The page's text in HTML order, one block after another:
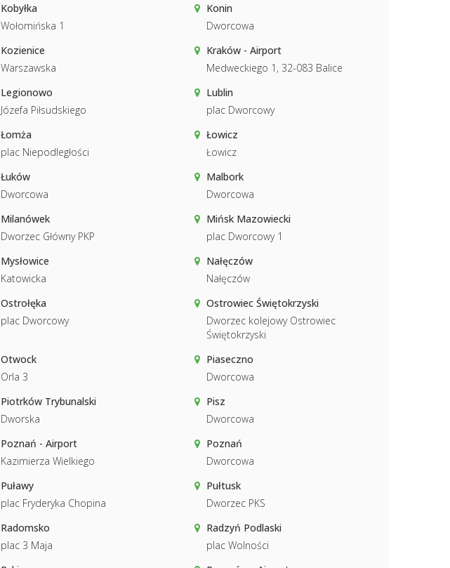
Kobyłka
Wołomińska 1
Konin
Dworcowa
Kozienice
Warszawska
Kraków - Airport
Medweckiego 1, 32-083 Balice
Legionowo
Józefa Piłsudskiego
Lublin
plac Dworcowy
Łomża
plac Niepodległości
Łowicz
Łowicz
Łuków
Dworcowa
Malbork
Dworcowa
Milanówek
Dworzec Główny PKP
Mińsk Mazowiecki
plac Dworcowy 1
Mysłowice
Katowicka
Nałęczów
Nałęczów
Ostrołęka
plac Dworcowy
Ostrowiec Świętokrzyski
Dworzec kolejowy Ostrowiec
Świętokrzyski
Otwock
Orla 3
Piaseczno
Dworcowa
Piotrków Trybunalski
Dworska
Pisz
Dworcowa
Poznań - Airport
Kazimierza Wielkiego
Poznań
Dworcowa
Puławy
plac Fryderyka Chopina
Pułtusk
Dworzec PKS
Radomsko
plac 3 Maja
Radzyń Podlaski
plac Wolności